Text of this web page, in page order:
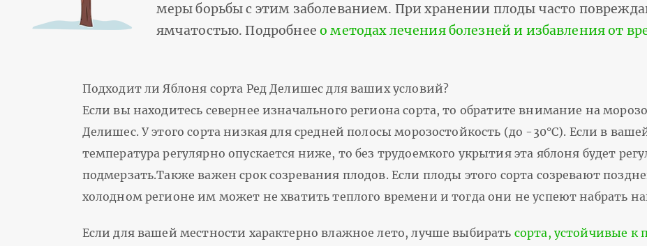
меры борьбы с этим заболеванием. При хранении плоды часто
ямчатостью. Подробнеео методах лечения болезней и избавления от
Подходит ли Яблоня сорта Ред Делишес для ваших условий?
Если вы находитесь севернее изначального региона сорта, то обратите внимание на
Делишес. У этого сорта низкая для средней полосы морозостойкость (до -30°С). Если в
температура регулярно опускается ниже, то без трудоемкого укрытия эта яблоня будет
подмерзать.Также важен срок созревания плодов. Если плоды этого сорта созревают
холодном регионе им может не хватить теплого времени и тогда они не успеют набрать
Если для вашей местности характерно влажное лето, лучше выбирать сорта, устойчивые к